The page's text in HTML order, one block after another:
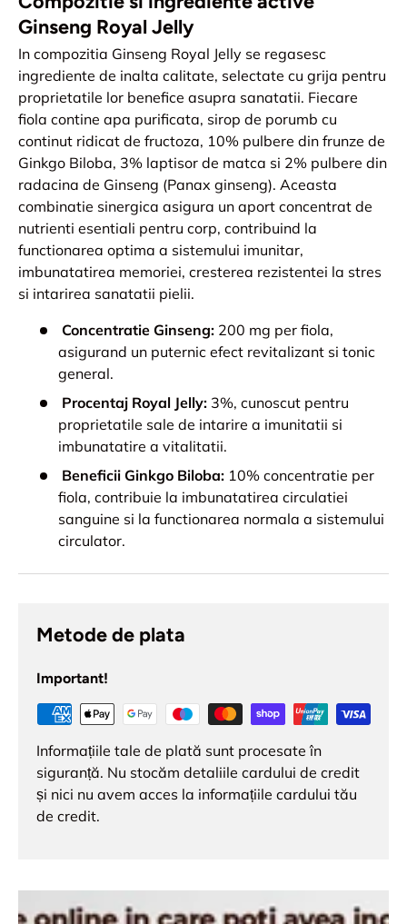
Ginseng Royal Jelly
In compozitia Ginseng Royal Jelly se regasesc
ingrediente de inalta calitate, selectate cu grija pentru
proprietatile lor benefice asupra sanatatii. Fiecare
fiola contine apa purificata, sirop de porumb cu
continut ridicat de fructoza, 10% pulbere din frunze de
Ginkgo Biloba, 3% laptisor de matca si 2% pulbere din
radacina de Ginseng (Panax ginseng). Aceasta
combinatie sinergica asigura un aport concentrat de
nutrienti esentiali pentru corp, contribuind la
functionarea optima a sistemului imunitar,
imbunatatirea memoriei, cresterea rezistentei la stres
si intarirea sanatatii pielii.
Concentratie Ginseng: 200 mg per fiola,
asigurand un puternic efect revitalizant si tonic
general.
Procentaj Royal Jelly: 3%, cunoscut pentru
proprietatile sale de intarire a imunitatii si
imbunatatire a vitalitatii.
Beneficii Ginkgo Biloba: 10% concentratie per
fiola, contribuie la imbunatatirea circulatiei
sanguine si la functionarea normala a sistemului
circulator.
Metode de plata
Important!
Informațiile tale de plată sunt procesate în
siguranță. Nu stocăm detaliile cardului de credit
și nici nu avem acces la informațiile cardului tău
de credit.